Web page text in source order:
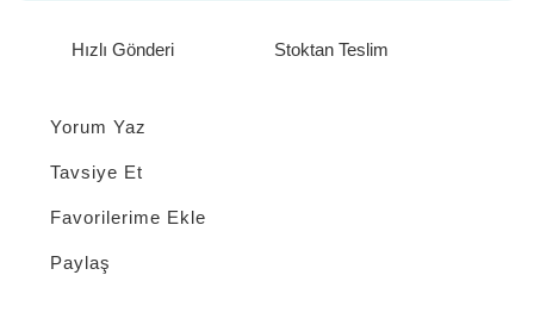
Hızlı Gönderi Stoktan Teslim
Yorum Yaz
Tavsiye Et
Paylaş